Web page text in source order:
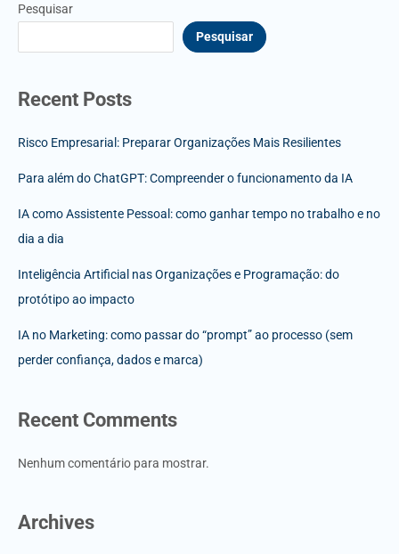
Pesquisar
Pesquisar
Recent Posts
Risco Empresarial: Preparar Organizações Mais Resilientes
Para além do ChatGPT: Compreender o funcionamento da IA
IA como Assistente Pessoal: como ganhar tempo no trabalho e no
dia a dia
Inteligência Artificial nas Organizações e Programação: do
protótipo ao impacto
IA no Marketing: como passar do “prompt” ao processo (sem
perder confiança, dados e marca)
Recent Comments
Nenhum comentário para mostrar.
Archives